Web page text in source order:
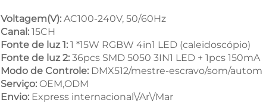
Voltagem(V): AC100-240V, 50/60Hz
Canal: 15CH
Fonte de luz 1: 1 *15W RGBW 4in1 LED (caleidoscópio)
Fonte de luz 2: 36pcs SMD 5050 3IN1 LED + 1pcs
Modo de Controle: DMX512/mestre-escravo/som/
Serviço: OEM,ODM
Envio: Express internacional\/Ar\/Mar